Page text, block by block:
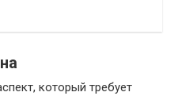
который требует